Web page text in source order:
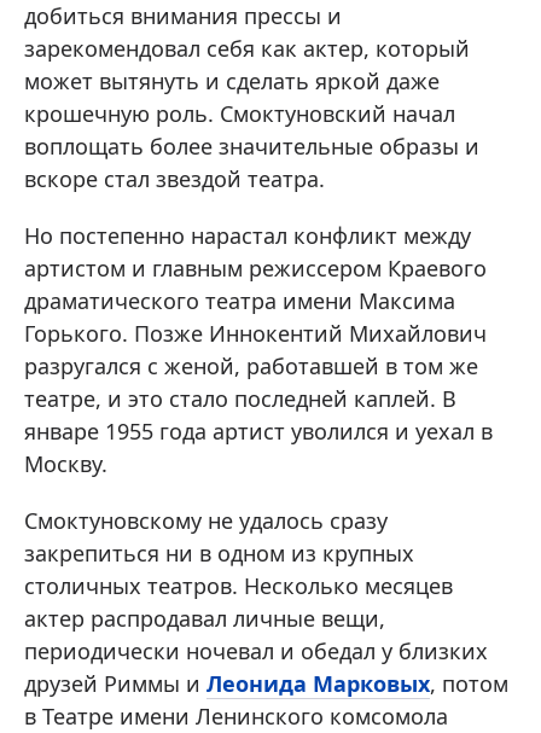
добиться внимания прессы и
зарекомендовал себя как актер, который
может вытянуть и сделать яркой даже
крошечную роль. Смоктуновский начал
воплощать более значительные образы и
вскоре стал звездой театра.
Но постепенно нарастал конфликт между
артистом и главным режиссером Краевого
драматического театра имени Максима
Горького. Позже Иннокентий Михайлович
разругался с женой, работавшей в том же
театре, и это стало последней каплей. В
январе 1955 года артист уволился и уехал в
Москву.
Смоктуновскому не удалось сразу
закрепиться ни в одном из крупных
столичных театров. Несколько месяцев
актер распродавал личные вещи,
периодически ночевал и обедал у близких
друзей Риммы и Леонида Марковых, потом
в Театре имени Ленинского комсомола